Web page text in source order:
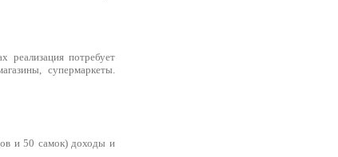
реализация потребует
супермаркеты.
и 50 самок) доходы и